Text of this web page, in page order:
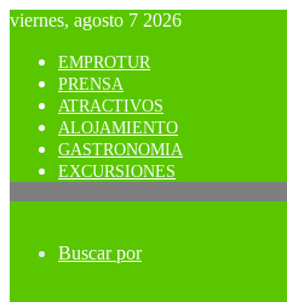
viernes, agosto 7 2026
EMPROTUR
PRENSA
ATRACTIVOS
ALOJAMIENTO
GASTRONOMIA
EXCURSIONES
Buscar por